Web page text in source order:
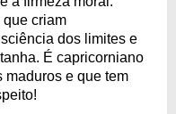
criam
dos limites e
É capricorniano
maduros e que tem